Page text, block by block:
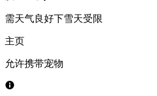
需天气良好下雪天受限
主页
允许携带宠物